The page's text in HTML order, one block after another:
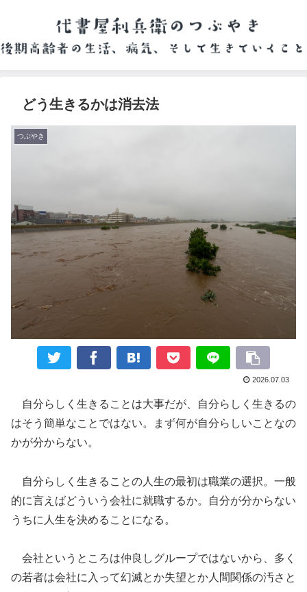
どう生きるかは消去法
つぶやき
2026.07.03
自分らしく生きることは大事だが、自分らしく生きるの
はそう簡単なことではない。まず何が自分らしいことなの
かが分からない。
自分らしく生きることの人生の最初は職業の選択。一般
的に言えばどういう会社に就職するか。自分が分からない
うちに人生を決めることになる。
会社というところは仲良しグループではないから、多く
の若者は会社に入って幻滅とか失望とか人間関係の汚さと